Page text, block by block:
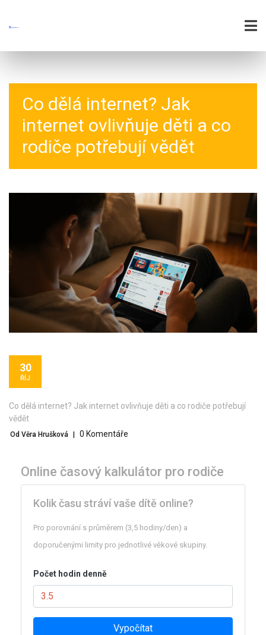
Co dělá internet? Jak
internet ovlivňuje děti a co
rodiče potřebují vědět
30
ŘÍJ
Co dělá internet? Jak internet ovlivňuje děti a co rodiče potřebují
vědět
Od Věra Hrušková 0 Komentáře
Online časový kalkulátor pro rodiče
Kolik času stráví vaše dítě online?
Pro porovnání s průměrem (3,5 hodiny/den) a
doporučenými limity pro jednotlivé věkové skupiny.
Počet hodin denně
Vypočítat